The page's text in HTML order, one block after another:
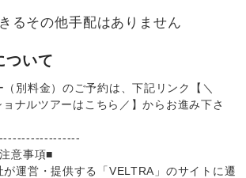
るその他手配はありません
ついて
別料金）のご予約は、下記リンク【＼
ナルツアーはこちら／】からお進み下さ
意事項■
運営・提供する「VELTRA」のサイトに遷